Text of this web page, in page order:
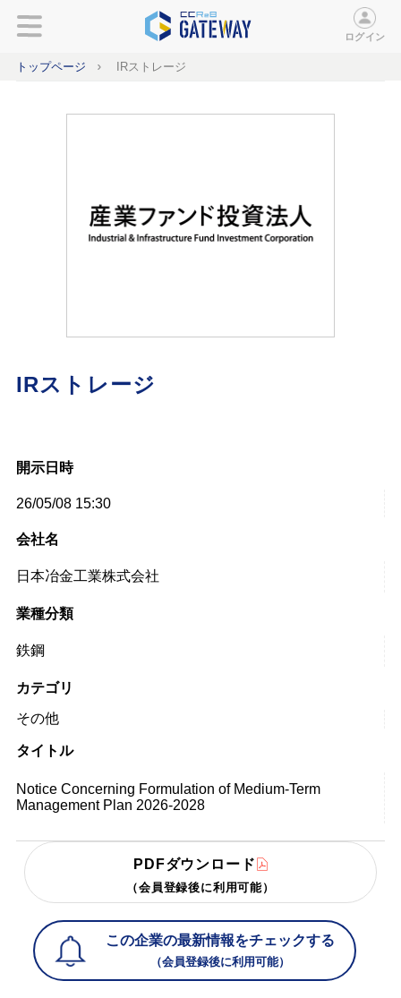
ログイン
トップページ IRストレージ
IRストレージ
開示日時
26/05/08 15:30
会社名
日本冶金工業株式会社
業種分類
鉄鋼
カテゴリ
その他
タイトル
Notice Concerning Formulation of Medium-Term
Management Plan 2026-2028
PDFダウンロード
（会員登録後に利用可能）
この企業の最新情報をチェックする
（会員登録後に利用可能）